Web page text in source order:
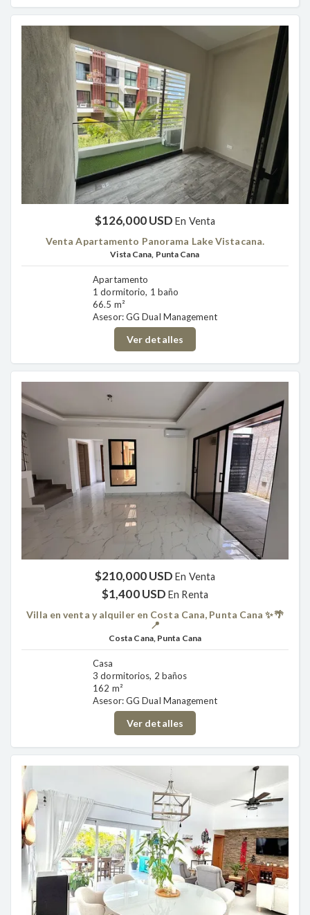
$126,000 USDEn Venta
Venta Apartamento Panorama Lake Vistacana.
Vista Cana, Punta Cana
Apartamento
1 dormitorio, 1 baño
66.5 m²
Asesor: GG Dual Management
Ver detalles
$210,000 USDEn Venta
$1,400 USDEn Renta
Villa en venta y alquiler en Costa Cana, Punta Cana ✨🌴
📍
Costa Cana, Punta Cana
Casa
3 dormitorios, 2 baños
162 m²
Asesor: GG Dual Management
Ver detalles